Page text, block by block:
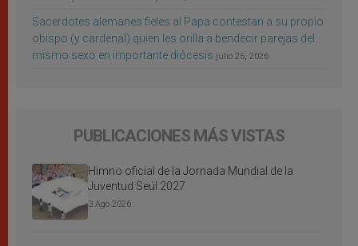
Sacerdotes alemanes fieles al Papa contestan a su propio
obispo (y cardenal) quien les orilla a bendecir parejas del
mismo sexo en importante diócesis julio 25, 2026
PUBLICACIONES MÁS VISTAS
Himno oficial de la Jornada Mundial de la
Juventud Seúl 2027
3 Ago 2026